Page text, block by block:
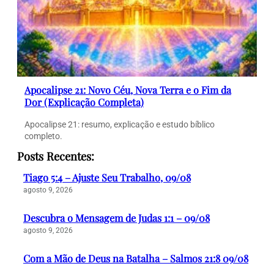
Apocalipse 21: Novo Céu, Nova Terra e o Fim da
Dor (Explicação Completa)
Apocalipse 21: resumo, explicação e estudo bíblico
completo.
Posts Recentes:
Tiago 5:4 – Ajuste Seu Trabalho, 09/08
agosto 9, 2026
Descubra o Mensagem de Judas 1:1 – 09/08
agosto 9, 2026
Com a Mão de Deus na Batalha – Salmos 21:8 09/08